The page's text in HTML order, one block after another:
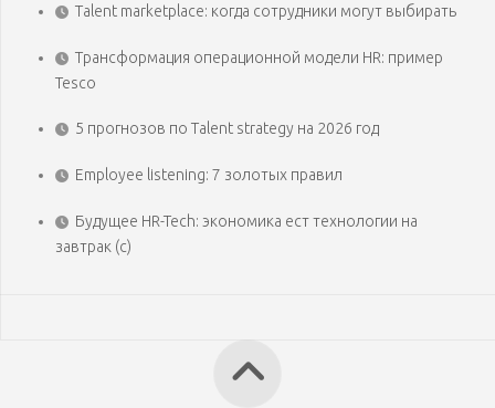
Talent marketplace: когда сотрудники могут выбирать
Трансформация операционной модели HR: пример
Tesco
5 прогнозов по Talent strategy на 2026 год
Employee listening: 7 золотых правил
Будущее HR-Tech: экономика ест технологии на
завтрак (с)